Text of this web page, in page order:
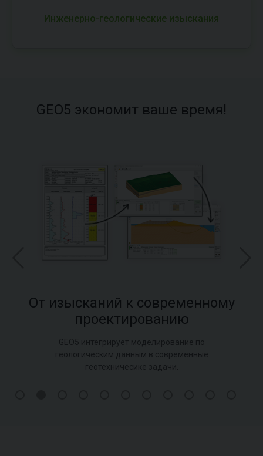
Инженерно-геологические изыскания
GEO5 экономит ваше время!
От изысканий к современному
проектированию
GEO5 интегрирует моделирование по
геологическим данным в современные
геотехничесике задачи.